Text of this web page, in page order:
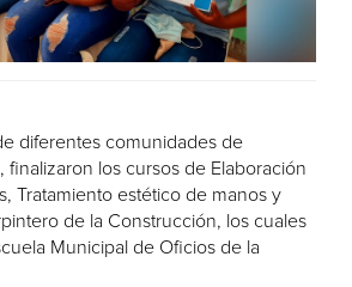
diferentes comunidades de
finalizaron los cursos de Elaboración
Tratamiento estético de manos y
de la Construcción, los cuales
Municipal de Oficios de la